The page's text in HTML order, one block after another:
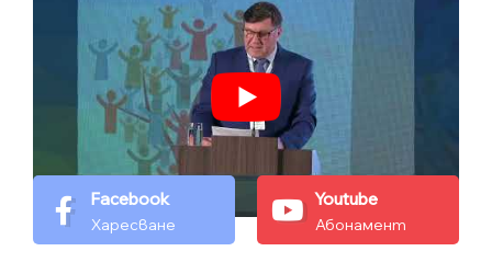
Facebook
Харесване
Youtube
Абонамент